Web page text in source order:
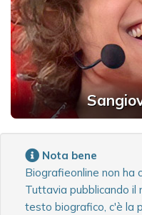
Nota bene
Biografieonline non ha
Tuttavia pubblicando il
testo biografico, c'è la